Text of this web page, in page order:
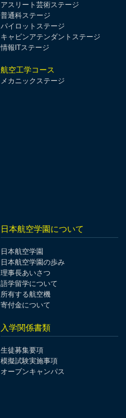
アスリート芸術ステージ
普通科ステージ
パイロットステージ
キャビンアテンダントステージ
情報ITステージ
航空工学コース
メカニックステージ
日本航空学園について
日本航空学園
日本航空学園の歩み
理事長あいさつ
語学留学について
所有する航空機
寄付金について
入学関係書類
生徒募集要項
模擬試験実施事項
オープンキャンパス